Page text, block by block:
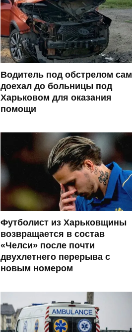
Водитель под обстрелом сам
доехал до больницы под
Харьковом для оказания
помощи
Футболист из Харьковщины
возвращается в состав
«Челси» после почти
двухлетнего перерыва с
новым номером